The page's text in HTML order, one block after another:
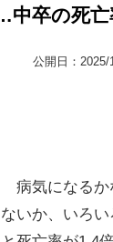
中卒の死
公開日： 2025/
病気になるか
ないか、いろ